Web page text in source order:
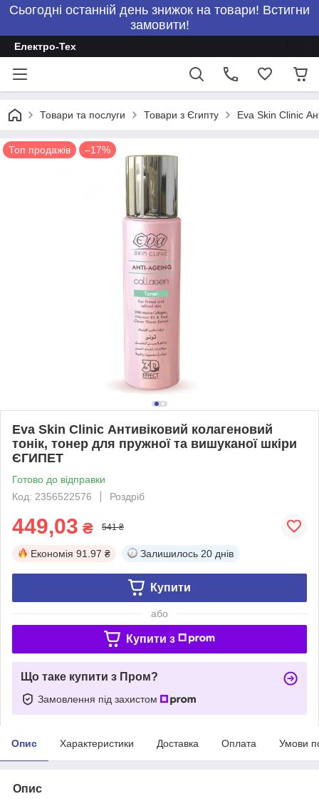
Сьогодні останній день знижок на товари! Встигни
замовити!
Електро-Тех
Товари та послуги Товари з Єгипту Eva Skin Clinic
Топ продажів –17%
Eva Skin Clinic Антивіковий колагеновий
тонік, тонер для пружної та вишуканої шкіри
ЄГИПЕТ
Готово до відправки
Код: 2356522576
Роздріб
449,03 ₴ 541 ₴
Економія 91.97 ₴ Залишилось 20 днів
Купити
або
Купити з
Що таке купити з Пром?
Замовлення під захистом
Опис Характеристики Доставка Оплата Умови
Опис